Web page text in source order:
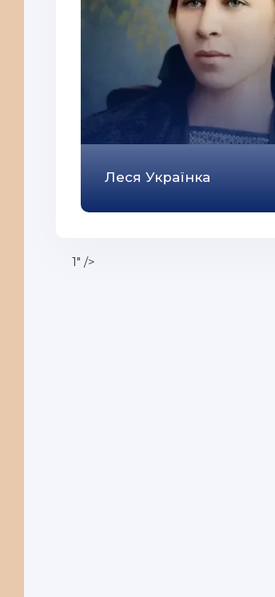
37
Леся Українка
1" />